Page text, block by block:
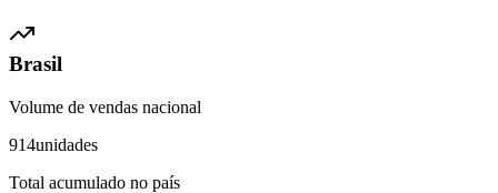
Brasil
Volume de vendas nacional
914unidades
Total acumulado no país